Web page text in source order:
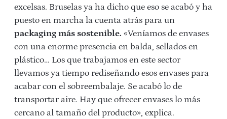
excelsas. Bruselas ya ha dicho que eso se acabó y ha
puesto en marcha la cuenta atrás para un
packaging más sostenible. «Veníamos de envases
con una enorme presencia en balda, sellados en
plástico… Los que trabajamos en este sector
llevamos ya tiempo rediseñando esos envases para
acabar con el sobreembalaje. Se acabó lo de
transportar aire. Hay que ofrecer envases lo más
cercano al tamaño del producto», explica.